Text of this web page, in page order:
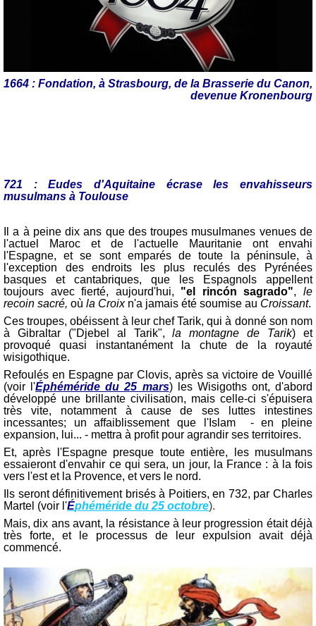
1664 : Fondation, à Strasbourg, de la Brasserie du Canon,
devenue Kronenbourg
721 : Eudes d'Aquitaine écrase les envahisseurs
musulmans à Toulouse
Il a à peine dix ans que des troupes musulmanes venues de
l'actuel Maroc et de l'actuelle Mauritanie ont envahi
l'Espagne, et se sont emparés de toute la péninsule, à
l'exception des endroits les plus reculés des Pyrénées
basques et cantabriques, que les Espagnols appellent
toujours avec fierté, aujourd'hui, "el rincón sagrado",le
recoin sacré, où la Croixn'a jamais été soumise au Croissant.
Ces troupes, obéissent à leur chef Tarik, qui à donné son nom
à Gibraltar ("Djebel al Tarik",la montagne de Tarik) et
provoqué quasi instantanément la chute de la royauté
wisigothique.
Refoulés en Espagne par Clovis, après sa victoire de Vouillé
(voir l'Éphéméride du 25 mars) les Wisigoths ont, d'abord
développé une brillante civilisation, mais celle-ci s'épuisera
très vite, notamment à cause de ses luttes intestines
incessantes; un affaiblissement que l'Islam - en pleine
expansion, lui... - mettra à profit pour agrandir ses territoires.
Et, après l'Espagne presque toute entière, les musulmans
essaieront d'envahir ce qui sera, un jour, la France : à la fois
vers l'est et la Provence, et vers le nord.
Ils seront définitivement brisés à Poitiers, en 732, par Charles
Martel (voir l'Éphéméride du 25 octobre).
Mais, dix ans avant, la résistance à leur progression était déjà
très forte, et le processus de leur expulsion avait déjà
commencé.